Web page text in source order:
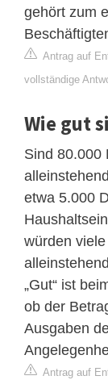
gehört zum
Antrag auf
vollständige
Wie gut
Sind 80.000
etwa 5.000
würden
„Gut“ ist
ob der
Ausgaben
Antrag auf